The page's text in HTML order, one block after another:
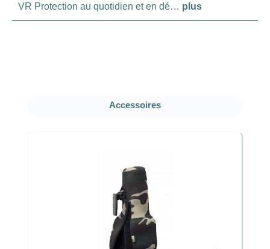
VR Protection au quotidien et en dé… plus
Ignorer la galerie de produits
Accessoires